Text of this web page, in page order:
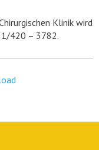
Klinik wird
420 – 3782.